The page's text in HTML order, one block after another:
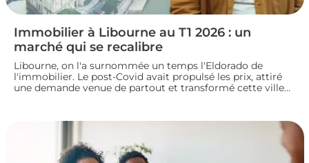
Immobilier à Libourne au T1 2026 : un
marché qui se recalibre
Libourne, on l'a surnommée un temps l'Eldorado de
l'immobilier. Le post-Covid avait propulsé les prix, attiré
une demande venue de partout et transformé cette ville